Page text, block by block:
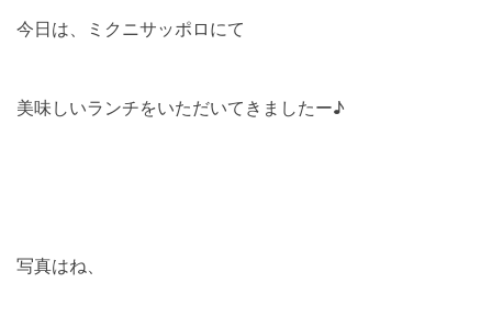
今日は、ミクニサッポロにて
美味しいランチをいただいてきましたー♪
写真はね、